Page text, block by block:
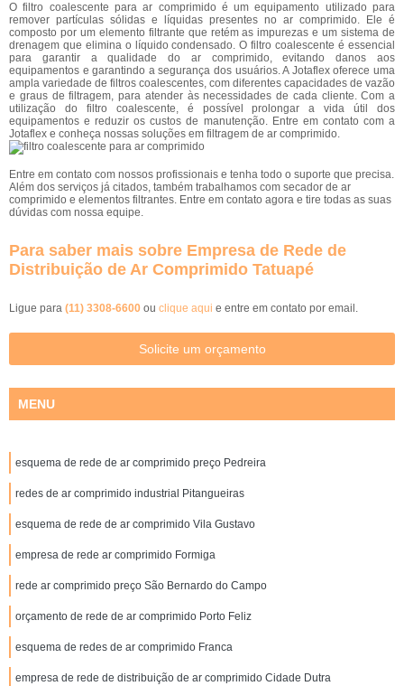
O filtro coalescente para ar comprimido é um equipamento utilizado para
remover partículas sólidas e líquidas presentes no ar comprimido. Ele é
composto por um elemento filtrante que retém as impurezas e um sistema de
drenagem que elimina o líquido condensado. O filtro coalescente é essencial
para garantir a qualidade do ar comprimido, evitando danos aos
equipamentos e garantindo a segurança dos usuários. A Jotaflex oferece uma
ampla variedade de filtros coalescentes, com diferentes capacidades de vazão
e graus de filtragem, para atender às necessidades de cada cliente. Com a
utilização do filtro coalescente, é possível prolongar a vida útil dos
equipamentos e reduzir os custos de manutenção. Entre em contato com a
Jotaflex e conheça nossas soluções em filtragem de ar comprimido.
Entre em contato com nossos profissionais e tenha todo o suporte que precisa.
Além dos serviços já citados, também trabalhamos com secador de ar
comprimido e elementos filtrantes. Entre em contato agora e tire todas as suas
dúvidas com nossa equipe.
Para saber mais sobre Empresa de Rede de
Distribuição de Ar Comprimido Tatuapé
Ligue para (11) 3308-6600 ou clique aqui e entre em contato por email.
Solicite um orçamento
MENU
esquema de rede de ar comprimido preço Pedreira
redes de ar comprimido industrial Pitangueiras
esquema de rede de ar comprimido Vila Gustavo
empresa de rede ar comprimido Formiga
rede ar comprimido preço São Bernardo do Campo
orçamento de rede de ar comprimido Porto Feliz
esquema de redes de ar comprimido Franca
empresa de rede de distribuição de ar comprimido Cidade Dutra